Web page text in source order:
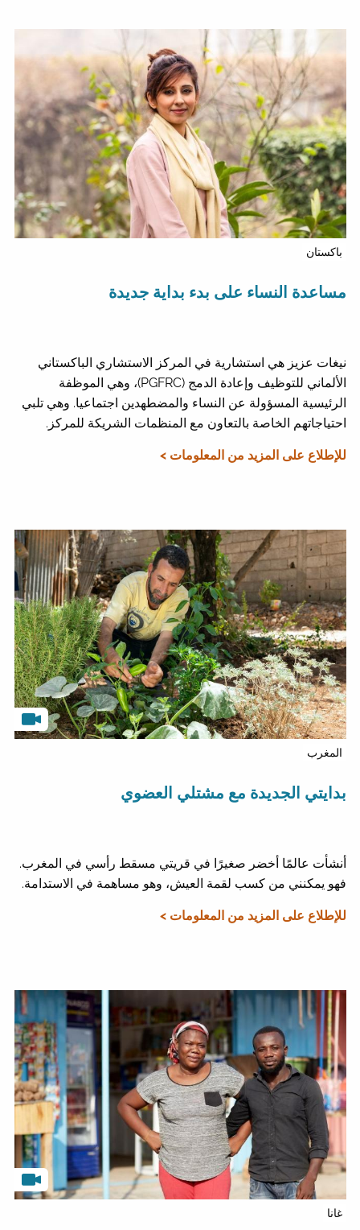
باكستان
مساعدة النساء على بدء بداية جديدة
نيغات عزيز هي استشارية في المركز الاستشاري الباكستاني
الألماني للتوظيف وإعادة الدمج (PGFRC)، وهي الموظفة
الرئيسية المسؤولة عن النساء والمضطهدين اجتماعيا. وهي تلبي
احتياجاتهم الخاصة بالتعاون مع المنظمات الشريكة للمركز.
للإطلاع على المزيد من المعلومات >
المغرب
بدايتي الجديدة مع مشتلي العضوي
أنشأت عالمًا أخضر صغيرًا في قريتي مسقط رأسي في المغرب.
فهو يمكنني من كسب لقمة العيش، وهو مساهمة في الاستدامة.
للإطلاع على المزيد من المعلومات >
غانا